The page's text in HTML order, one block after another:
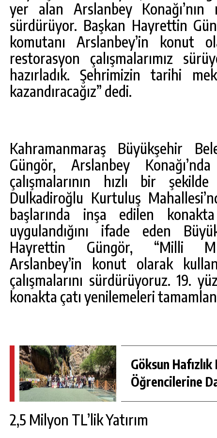
yer alan Arslanbey Konağı’nın
sürdürüyor. Başkan Hayrettin
komutanı Arslanbey’in konut
restorasyon çalışmalarımız
hazırladık. Şehrimizin tarihi
kazandıracağız” dedi.
Kahramanmaraş Büyükşehir
Güngör, Arslanbey
çalışmalarının hızlı bir
Dulkadiroğlu Kurtuluş
başlarında inşa edilen
uygulandığını ifade eden
Hayrettin Güngör, “Milli
Arslanbey’in konut olarak
çalışmalarını sürdürüyoruz. 19.
konakta çatı yenilemeleri
Göksun Hafızlık
Öğrencilerine
2,5 Milyon TL’lik Yatırım
GÜNLÜK HABER AKIŞI
ÖĞRENCILERINE DARENDE GEZISI.